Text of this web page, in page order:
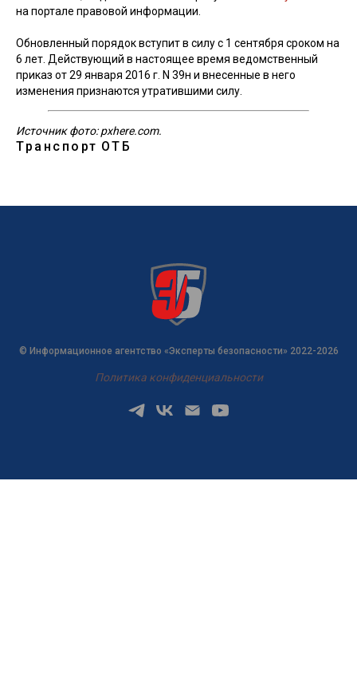
на портале правовой информации.
Обновленный порядок вступит в силу с 1 сентября сроком на
6 лет. Действующий в настоящее время ведомственный
приказ от 29 января 2016 г. N 39н и внесенные в него
изменения признаются утратившими силу.
Источник фото: pxhere.com.
Транспорт ОТБ
© Информационное агентство «Эксперты безопасности» 2022-2026
Политика конфиденциальности